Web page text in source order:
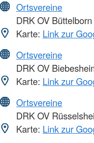
Ortsvereine
DRK OV Büttelborn
Karte: Link zur
Ortsvereine
DRK OV
Karte: Link zur
Ortsvereine
DRK OV
Karte: Link zur